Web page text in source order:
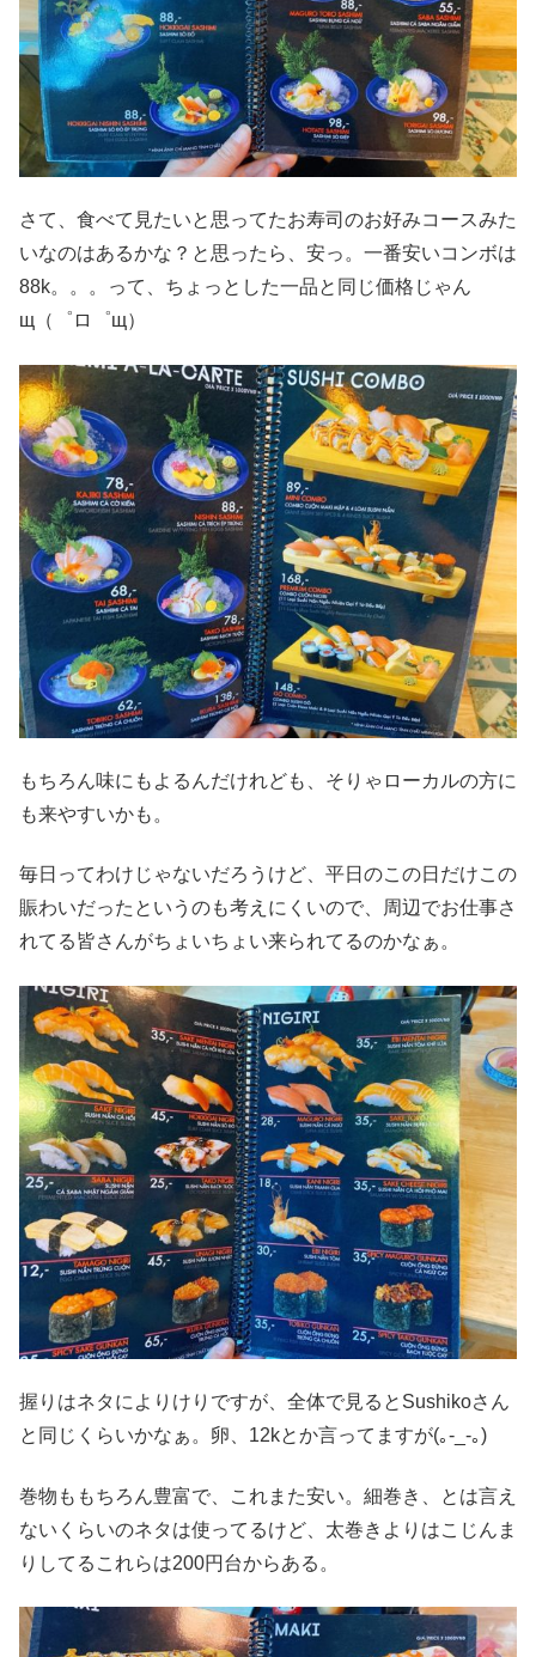
さて、食べて見たいと思ってたお寿司のお好みコースみた
いなのはあるかな？と思ったら、安っ。一番安いコンボは
88k。。。って、ちょっとした一品と同じ価格じゃん
щ（゜ロ゜щ）
もちろん味にもよるんだけれども、そりゃローカルの方に
も来やすいかも。
毎日ってわけじゃないだろうけど、平日のこの日だけこの
賑わいだったというのも考えにくいので、周辺でお仕事さ
れてる皆さんがちょいちょい来られてるのかなぁ。
握りはネタによりけりですが、全体で見るとSushikoさん
と同じくらいかなぁ。卵、12kとか言ってますが(｡-_-｡)
巻物ももちろん豊富で、これまた安い。細巻き、とは言え
ないくらいのネタは使ってるけど、太巻きよりはこじんま
りしてるこれらは200円台からある。